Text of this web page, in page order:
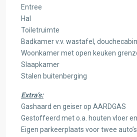
Entree
Hal
Toiletruimte
Badkamer v.v. wastafel,
Woonkamer met open keuken
Slaapkamer
Stalen buitenberging
Extra’s:
Gashaard en geiser op AARDGAS
Gestoffeerd met o.a. houten vloer
Eigen parkeerplaats voor twee auto’s